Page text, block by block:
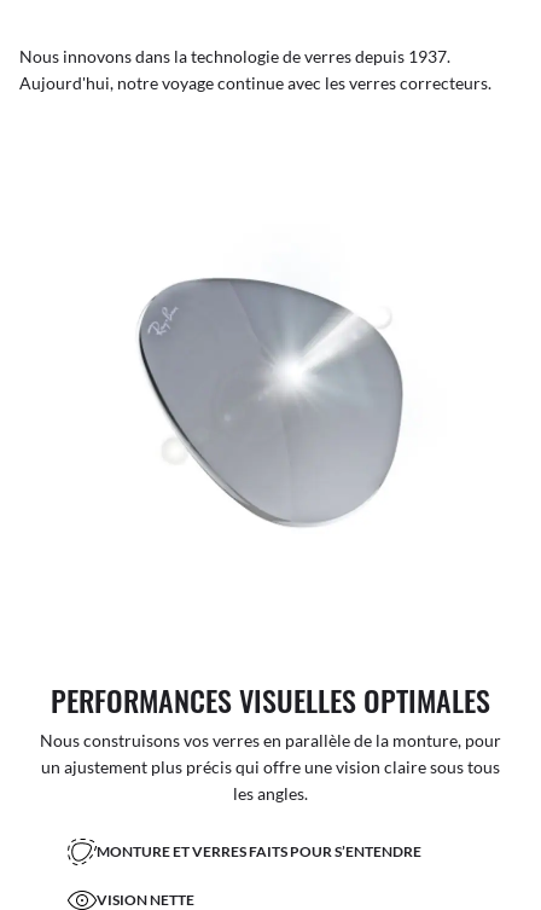
Nous innovons dans la technologie de verres depuis 1937.
Aujourd'hui, notre voyage continue avec les verres correcteurs.
PERFORMANCES VISUELLES OPTIMALES
Nous construisons vos verres en parallèle de la monture, pour
un ajustement plus précis qui offre une vision claire sous tous
les angles.
MONTURE ET VERRES FAITS POUR S’ENTENDRE
VISION NETTE